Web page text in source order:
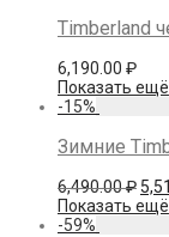
Timberland
6,190.00 ₽
Показать ещё
-15%
Зимние
6,490.00₽
цена
Показать ещё
-59%